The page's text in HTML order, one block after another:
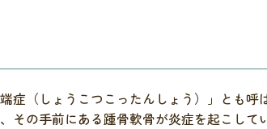
症（しょうこつこったんしょう）」とも呼
その手前にある踵骨軟骨が炎症を起こして